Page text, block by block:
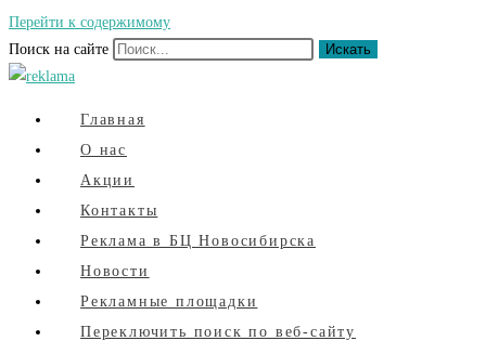
Перейти к содержимому
Поиск на сайте
Искать
Главная
О нас
Акции
Контакты
Реклама в БЦ Новосибирска
Новости
Рекламные площадки
Переключить поиск по веб-сайту